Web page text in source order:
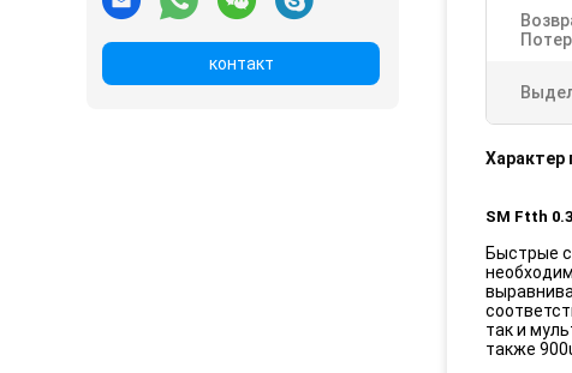
контакт
Характер
SM Ftth
Быстрые
так и
также